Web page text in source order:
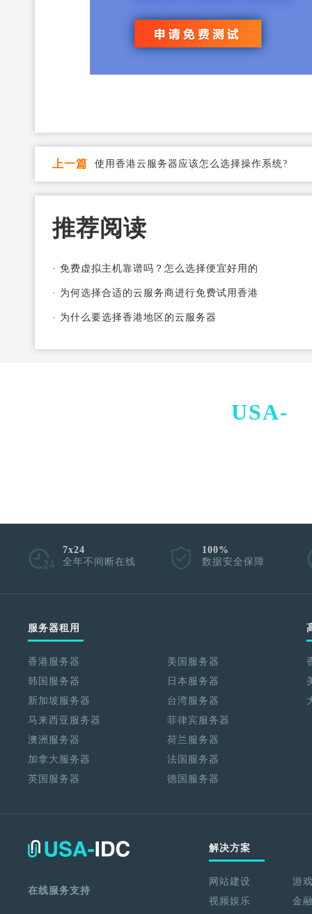
上一篇 使用香港云服务器应该怎么选择操作系统?
推荐阅读
· 免费虚拟主机靠谱吗？怎么选择便宜好用的
· 为何选择合适的云服务商进行免费试用香港
· 为什么要选择香港地区的云服务器
USA-
7x24
全年不间断在线
100%
数据安全保障
服务器租用
香港服务器
美国服务器
韩国服务器
日本服务器
新加坡服务器
台湾服务器
马来西亚服务器
菲律宾服务器
澳洲服务器
荷兰服务器
加拿大服务器
法国服务器
英国服务器
德国服务器
在线服务支持
解决方案
网站建设
游
视频娱乐
金